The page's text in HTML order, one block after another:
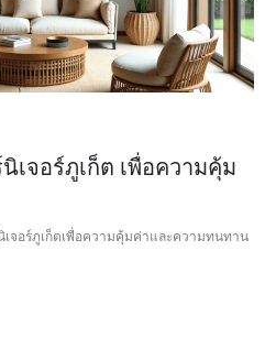
เจอร์ภูเก็ต เพื่อความคุ้ม
เจอร์ภูเก็ตเพื่อความคุ้มค่าและความทนทาน